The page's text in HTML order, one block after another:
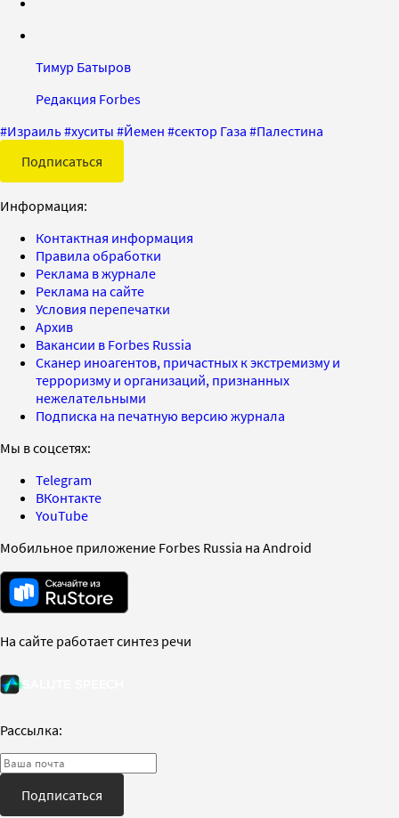
Тимур Батыров
Редакция Forbes
#Израиль#хуситы #Йемен #сектор Газа #Палестина
Подписаться
Информация:
Контактная информация
Правила обработки
Реклама в журнале
Реклама на сайте
Условия перепечатки
Архив
Вакансии в Forbes Russia
Сканер иноагентов, причастных к экстремизму и
терроризму и организаций, признанных
нежелательными
Подписка на печатную версию журнала
Мы в соцсетях:
Telegram
ВКонтакте
YouTube
Мобильное приложение Forbes Russia на Android
На сайте работает синтез речи
Рассылка:
Подписаться